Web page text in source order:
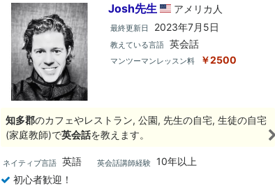
Josh先生 アメリカ 人
最終更新日 2023年7月5日
教えている言語 英会話
マンツーマンレッスン料 ￥2500
知多郡のカフェやレストラン, 公園, 先生の自宅, 生徒の自宅
(家庭教師)で英会話を教えます。
ネイティブ言語 英語 英会話講師経験
10年以上
初心者歓迎！